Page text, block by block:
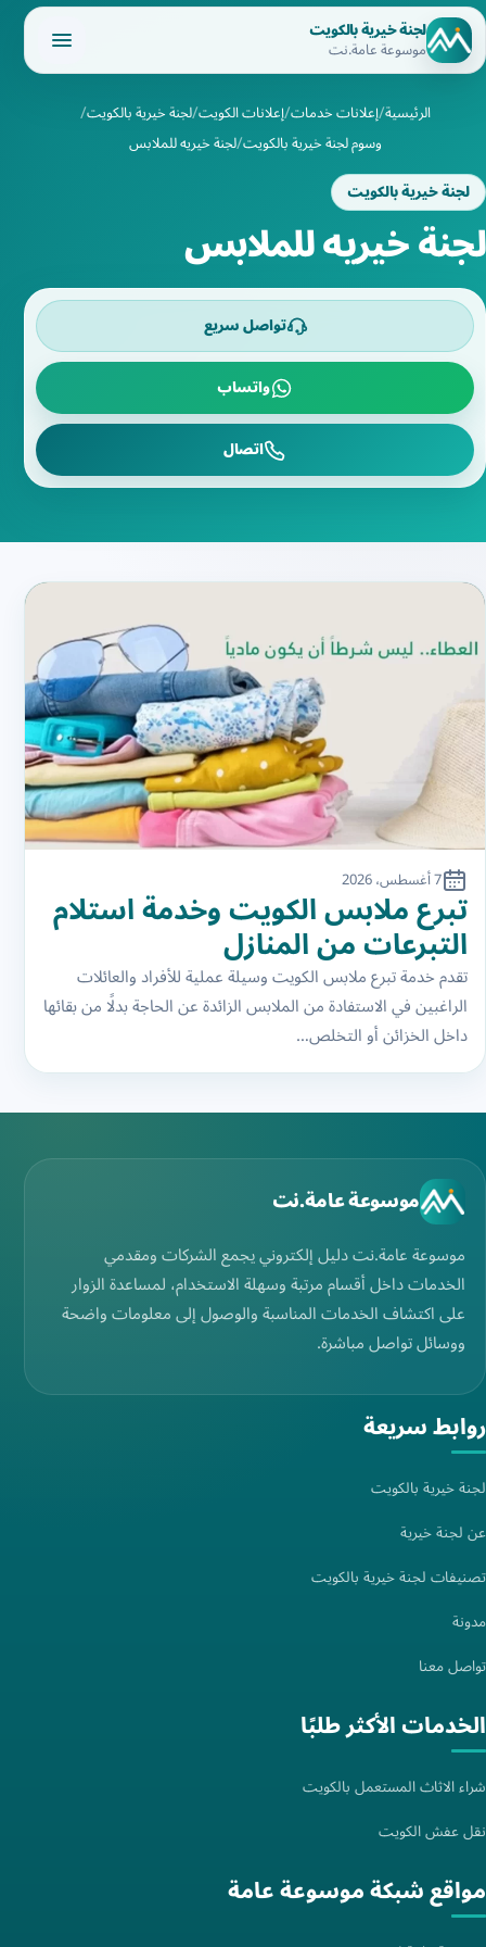
لجنة خيرية بالكويت
موسوعة عامة.نت
الرئيسية إعلانات خدمات إعلانات الكويت لجنة خيرية بالكويت
وسوم لجنة خيرية بالكويت لجنة خيريه للملابس
لجنة خيرية بالكويت
لجنة خيريه للملابس
تواصل سريع
واتساب
اتصال
7 أغسطس، 2026
تبرع ملابس الكويت وخدمة استلام
التبرعات من المنازل
تقدم خدمة تبرع ملابس الكويت وسيلة عملية للأفراد والعائلات
الراغبين في الاستفادة من الملابس الزائدة عن الحاجة بدلًا من بقائها
داخل الخزائن أو التخلص…
موسوعة عامة.نت
موسوعة عامة.نت دليل إلكتروني يجمع الشركات ومقدمي
الخدمات داخل أقسام مرتبة وسهلة الاستخدام، لمساعدة الزوار
على اكتشاف الخدمات المناسبة والوصول إلى معلومات واضحة
ووسائل تواصل مباشرة.
روابط سريعة
لجنة خيرية بالكويت
عن لجنة خيرية
تصنيفات لجنة خيرية بالكويت
مدونة
تواصل معنا
الخدمات الأكثر طلبًا
شراء الاثاث المستعمل بالكويت
نقل عفش الكويت
مواقع شبكة موسوعة عامة